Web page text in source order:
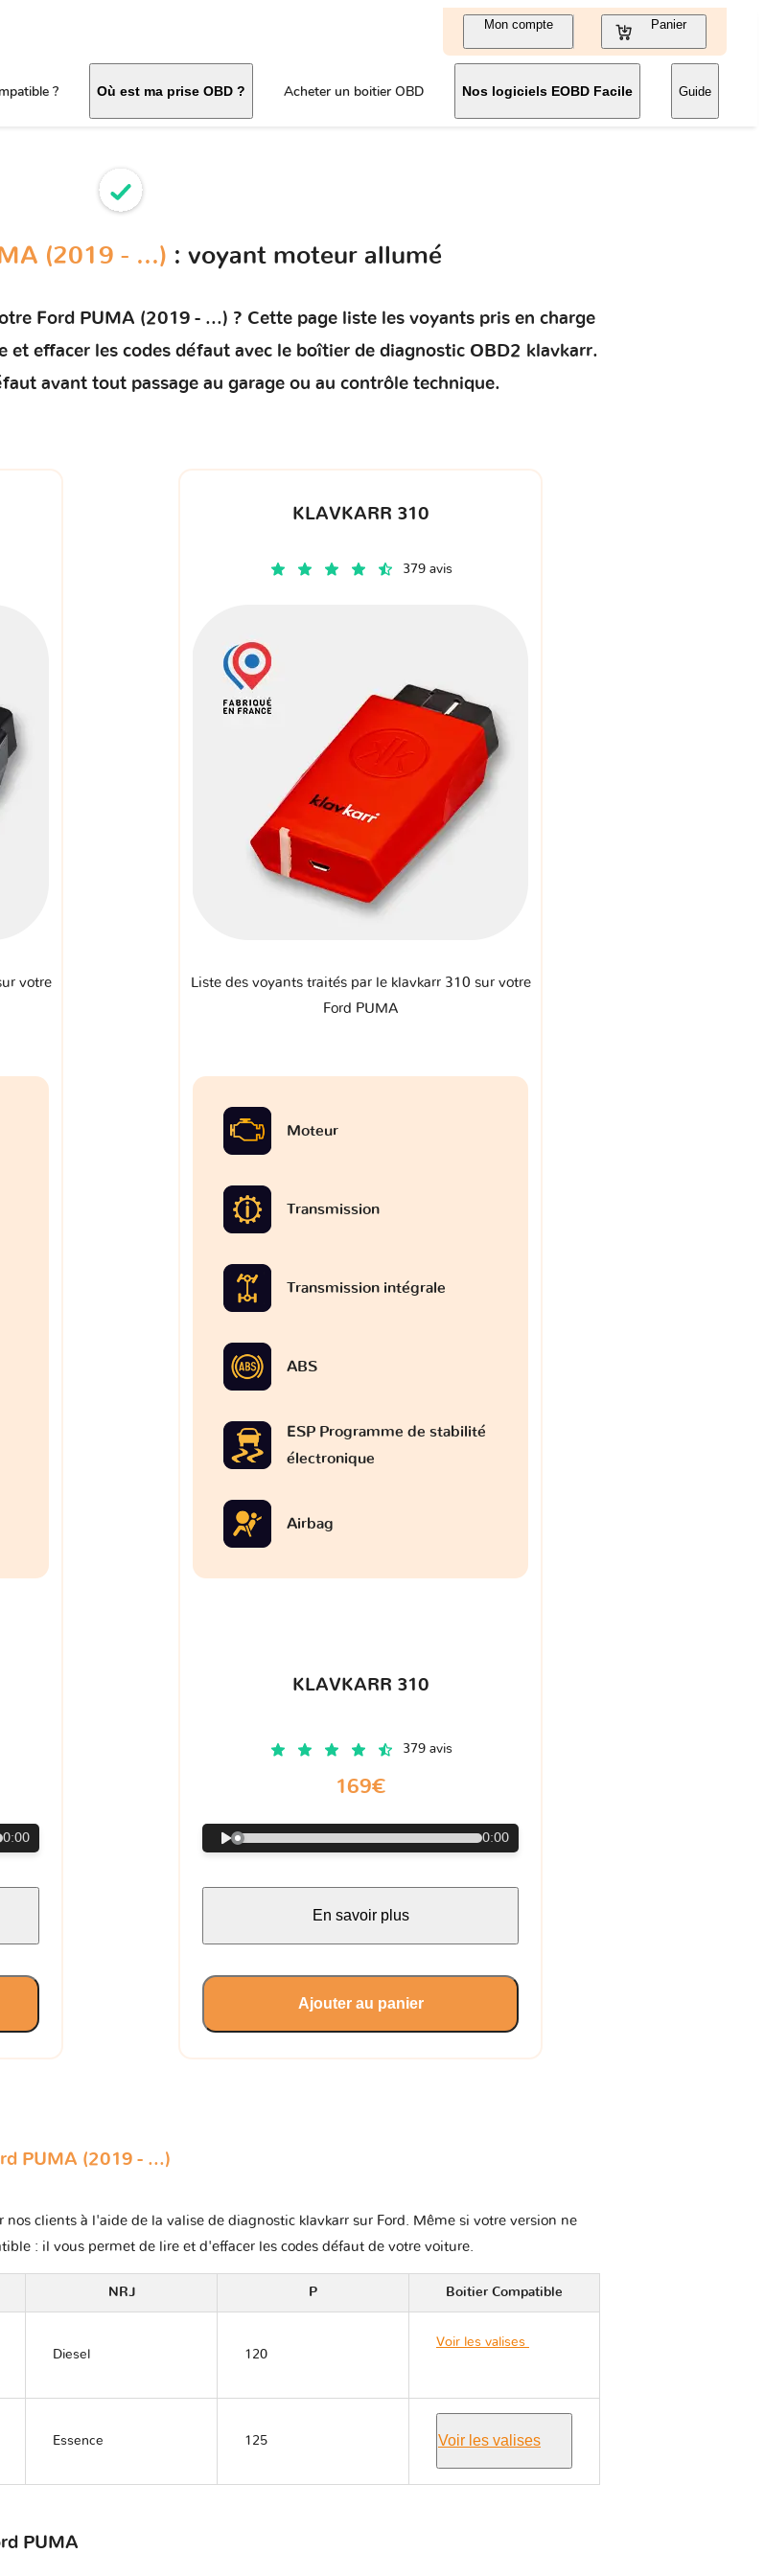
Mon compte Panier
? Où est ma prise OBD ? Acheter un boitier OBD Nos logiciels EOBD Facile Guide
(2019 - ...) : voyant moteur allumé
Ford PUMA (2019 - ...) ? Cette page liste les voyants pris en charge
et effacer les codes défaut avec le boîtier de diagnostic OBD2 klavkarr.
avant tout passage au garage ou au contrôle technique.
votre
0:00
KLAVKARR 310
379 avis
Liste des voyants traités par le klavkarr 310 sur votre
Ford PUMA
Moteur
Transmission
Transmission intégrale
ABS
ESP Programme de stabilité
électronique
Airbag
KLAVKARR 310
379 avis
169€
0:00
En savoir plus
Ajouter au panier
PUMA (2019 - ...)
clients à l'aide de la valise de diagnostic klavkarr sur Ford. Même si votre version ne
: il vous permet de lire et d'effacer les codes défaut de votre voiture.
NRJ P Boitier Compatible
Diesel 120
Voir les valises
Essence 125 Voir les valises
PUMA